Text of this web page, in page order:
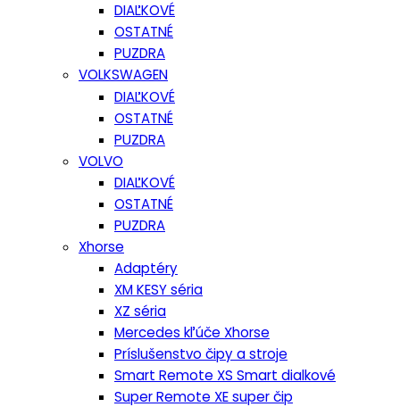
DIAĽKOVÉ
OSTATNÉ
PUZDRA
VOLKSWAGEN
DIAĽKOVÉ
OSTATNÉ
PUZDRA
VOLVO
DIAĽKOVÉ
OSTATNÉ
PUZDRA
Xhorse
Adaptéry
XM KESY séria
XZ séria
Mercedes kľúče Xhorse
Príslušenstvo čipy a stroje
Smart Remote XS Smart dialkové
Super Remote XE super čip